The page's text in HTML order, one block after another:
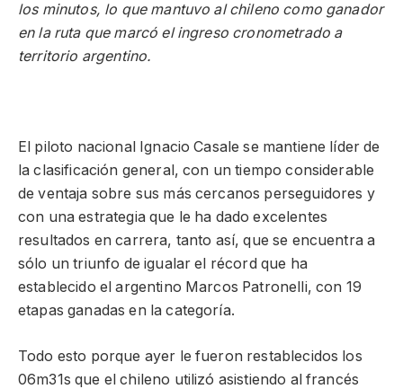
los minutos, lo que mantuvo al chileno como ganador
en la ruta que marcó el ingreso cronometrado a
territorio argentino.
El piloto nacional Ignacio Casale se mantiene líder de
la clasificación general, con un tiempo considerable
de ventaja sobre sus más cercanos perseguidores y
con una estrategia que le ha dado excelentes
resultados en carrera, tanto así, que se encuentra a
sólo un triunfo de igualar el récord que ha
establecido el argentino Marcos Patronelli, con 19
etapas ganadas en la categoría.
Todo esto porque ayer le fueron restablecidos los
06m31s que el chileno utilizó asistiendo al francés